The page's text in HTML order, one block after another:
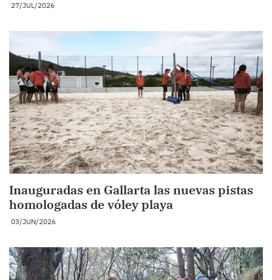
27/JUL/2026
Inauguradas en Gallarta las nuevas pistas
homologadas de vóley playa
03/JUN/2026